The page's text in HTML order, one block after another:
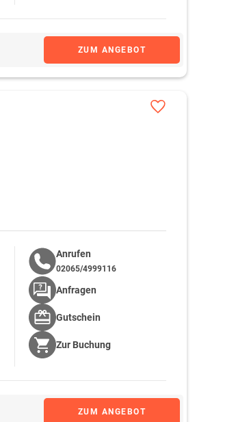
ZUM ANGEBOT
ZUM ANGEBOT
Anrufen
02065/4999116
Anfragen
Gutschein
Zur Buchung